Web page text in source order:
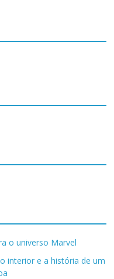
o universo Marvel
interior e a história de um